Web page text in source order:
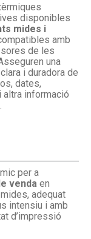
disponibles
mides i
amb
de les
una
i duradora de
dates,
altra informació
per a
venda en
adequat
intensiu i amb
d’impressió